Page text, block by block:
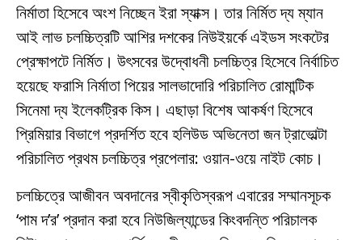
নির্মাতা হিসেবে অংশ নিচ্ছেন ইরা স্যাক্স। তার নির্মিত দ্য ম্যান
আই লাভ চলচ্চিত্রটি আশির দশকের নিউইয়র্কে এইডস সংকটের
প্রেক্ষাপটে নির্মিত। উৎসবের উদ্বোধনী চলচ্চিত্র হিসেবে নির্বাচিত
হয়েছে ফরাসি নির্মাতা পিয়ের সালভাদোরি পরিচালিত রোমান্টিক
সিনেমা দ্য ইলেকট্রিক কিস। এছাড়া বিশেষ আকর্ষণ হিসেবে
প্রিমিয়ার বিভাগে প্রদর্শিত হবে হলিউড অভিনেতা জন ট্রাভোল্টা
পরিচালিত প্রথম চলচ্চিত্র প্রপেলার: ওয়ান-ওয়ে নাইট কোচ।
চলচ্চিত্রে আজীবন অবদানের স্বীকৃতিস্বরূপ এবারের সম্মানসূচক
‘পাম দ’র’ প্রদান করা হবে নিউজিল্যান্ডের কিংবদন্তি পরিচালক